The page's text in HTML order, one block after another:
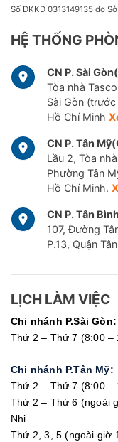
Số ĐKKD 0313149135 do
HỆ THỐNG
CN P. Sài
Tòa nhà
Sài Gòn
Hồ Chí Minh
CN P. Tân
Lầu 2, Tòa
Phường Tân
Hồ Chí Minh.
CN P. Tân
107, Đường
P.13, Quận
LỊCH LÀM VIỆC
Chi nhánh P.Sài Gòn:
Thứ 2 – Thứ 7 (8:00 –
Chi nhánh P.Tân Mỹ:
Thứ 2 – Thứ 7 (8:00 –
Thứ 2 – Thứ 6 (ngoài
Nhi
Thứ 2, 3, 5 (ngoài giờ